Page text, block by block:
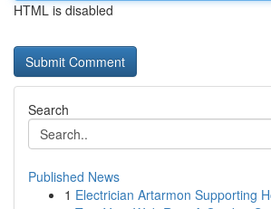
HTML is disabled
Search
Published News
1 Electrician Artarmon Supporting